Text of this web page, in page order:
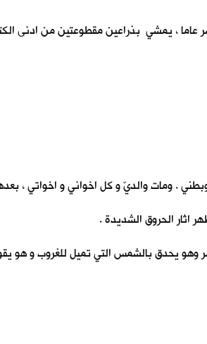
عاما ، يمشي بذراعين مقطوعتين من ادنى
. ومات والديّ و كل اخواني و اخواتي ،
اثار الحروق الشديدة .
يحدق بالشمس التي تميل للغروب و هو